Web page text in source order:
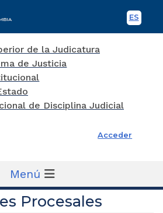
ES
Acceder
Menú
Procesales